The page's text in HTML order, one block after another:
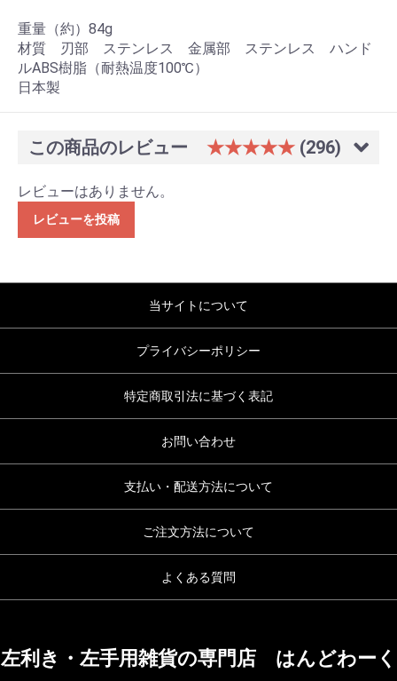
重量（約）84g
材質 刃部 ステンレス 金属部 ステンレス ハンド
ルABS樹脂（耐熱温度100℃）
日本製
この商品のレビュー ★★★★★ (296)
レビューはありません。
レビューを投稿
当サイトについて
プライバシーポリシー
特定商取引法に基づく表記
お問い合わせ
支払い・配送方法について
ご注文方法について
よくある質問
左利き・左手用雑貨の専門店 はんどわーく